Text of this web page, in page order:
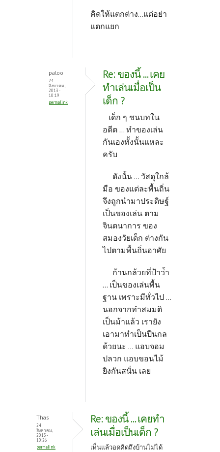
คิดให้แตกต่าง...แต่อย่า
แตกแยก
paloo
24
สิงหาคม,
2013 -
10:19
permalink
Re: ของนี้ ... เคย
ทำเล่นเมื่อเป็น
เด็ก ?
เด็ก ๆ ชนบทใน
อดีต ... ทำของเล่น
กันเองทั้งนั้นแหละ
ครับ
ดังนั้น ... วัสดุใกล้
มือ ของแต่ละพื้นถิ่น
จึงถูกนำมาประดิษฐ์
เป็นของเล่น ตาม
จินตนาการ ของ
สมองวัยเด็ก ต่างกัน
ไปตามพื้นถิ่นอาศัย
ก้านกล้วยที่ป้าว่้า
... เป็นของเล่นพื้น
ฐาน เพราะมีทั่วไป ...
นอกจากทำสมมติ
เป็นม้าแล้ว เรายัง
เอามาทำเป็นปืนกล
ด้วยนะ ... แอบจอม
ปลวก แอบขอนไม้
ยิงกันสนั่น เลย
Thas
24
สิงหาคม,
2013 -
10:26
permalink
Re: ของนี้ ... เคยทำ
เล่นเมื่อเป็นเด็ก ?
เห็นแล้วอดคิดถึงบ้านไม่ได้